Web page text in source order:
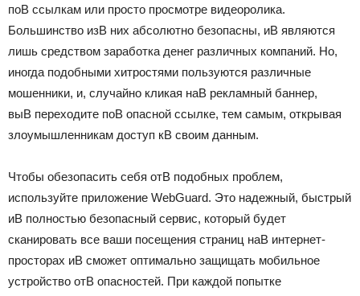
поВ ссылкам или просто просмотре видеоролика.
Большинство изВ них абсолютно безопасны, иВ являются
лишь средством заработка денег различных компаний. Но,
иногда подобными хитростями пользуются различные
мошенники, и, случайно кликая наВ рекламный баннер,
выВ переходите поВ опасной ссылке, тем самым, открывая
злоумышленникам доступ кВ своим данным.
Чтобы обезопасить себя отВ подобных проблем,
используйте приложение WebGuard. Это надежный, быстрый
иВ полностью безопасный сервис, который будет
сканировать все ваши посещения страниц наВ интернет-
просторах иВ сможет оптимально защищать мобильное
устройство отВ опасностей. При каждой попытке